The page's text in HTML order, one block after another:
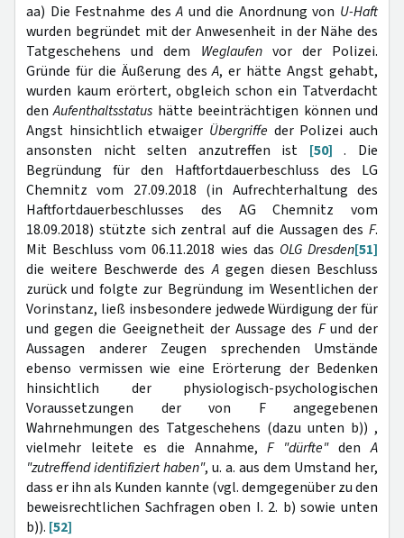
aa) Die Festnahme desA und die Anordnung von U-Haft
wurden begründet mit der Anwesenheit in der Nähe des
Tatgeschehens und dem Weglaufenvor der Polizei.
Gründe für die Äußerung desA, er hätte Angst gehabt,
wurden kaum erörtert, obgleich schon ein Tatverdacht
denAufenthaltsstatus hätte beeinträchtigen können und
Angst hinsichtlich etwaiger Übergriffe der Polizei auch
ansonsten nicht selten anzutreffen ist
[50]
. Die
Begründung für den Haftfortdauerbeschluss des LG
Chemnitz vom 27.09.2018 (in Aufrechterhaltung des
Haftfortdauerbeschlusses des AG Chemnitz vom
18.09.2018) stützte sich zentral auf die Aussagen des F.
Mit Beschluss vom 06.11.2018 wies das OLG Dresden[51]
die weitere Beschwerde desAgegen diesen Beschluss
zurück und folgte zur Begründung im Wesentlichen der
Vorinstanz, ließ insbesondere jedwede Würdigung der für
und gegen die Geeignetheit der Aussage des Fund der
Aussagen anderer Zeugen sprechenden Umstände
ebenso vermissen wie eine Erörterung der Bedenken
hinsichtlich der physiologisch-psychologischen
Voraussetzungen der von F angegebenen
Wahrnehmungen des Tatgeschehens (dazu unten b)) ,
vielmehr leitete es die Annahme,F "dürfte"denA
"zutreffend identifiziert haben", u. a. aus dem Umstand her,
dass er ihn als Kunden kannte (vgl. demgegenüber zu den
beweisrechtlichen Sachfragen oben I. 2. b) sowie unten
b)). [52]